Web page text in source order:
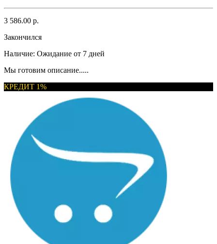
3 586.00 р.
Закончился
Наличие: Ожидание от 7 дней
Мы готовим описание.....
КРЕДИТ 1%